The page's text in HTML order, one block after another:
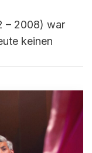
– 2008) war
keinen